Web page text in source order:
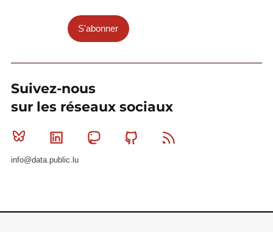
S'abonner
Suivez-nous
sur les réseaux sociaux
Bluesky Linkedin MastodonGithub
info@data.public.lu